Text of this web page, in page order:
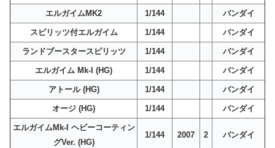
エルガイムMK2 1/144 バンダイ
スピリッツ付エルガイム 1/144 バンダイ
ランドブースタースピリッツ 1/144 バンダイ
エルガイム Mk-I (HG) 1/144 バンダイ
アトール (HG) 1/144 バンダイ
オージ (HG) 1/144 バンダイ
エルガイムMk-I ヘビーコーティン
グVer. (HG)
1/144 2007 2 バンダイ